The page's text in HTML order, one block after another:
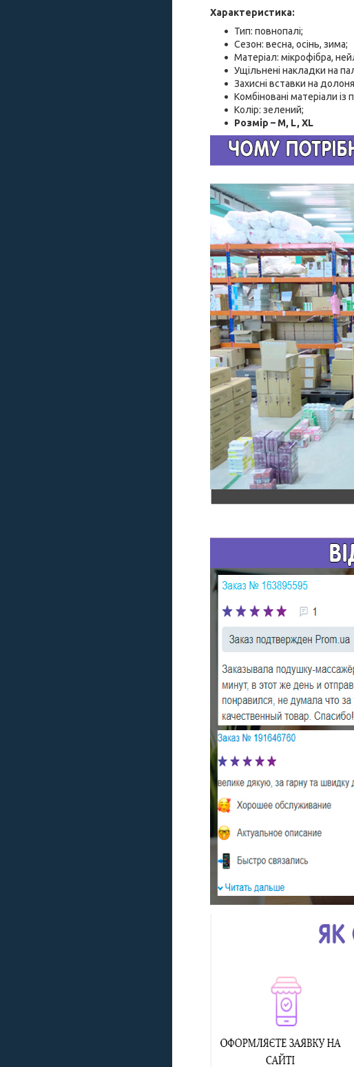
Характеристика:
Тип: повнопалі;
Сезон: весна, осінь, зима;
Матеріал: мікрофібра,
Ущільнені накладки на
Захисні вставки на
Комбіновані матеріали
Колір: зелений;
Розмір – M, L, XL